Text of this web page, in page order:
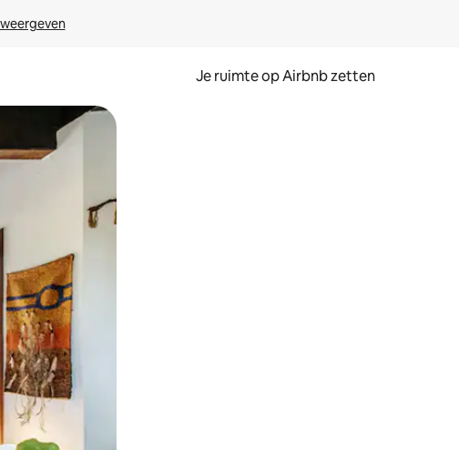
Je ruimte op Airbnb zetten
te tikken of swipen.